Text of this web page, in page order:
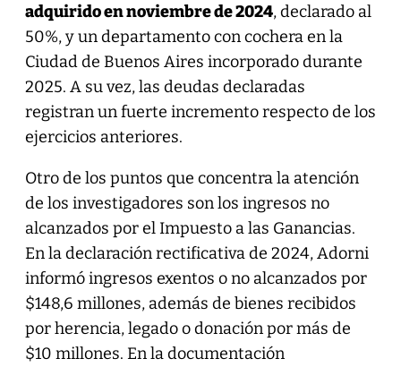
adquirido en noviembre de 2024, declarado al
50%, y un departamento con cochera en la
Ciudad de Buenos Aires incorporado durante
2025. A su vez, las deudas declaradas
registran un fuerte incremento respecto de los
ejercicios anteriores.
Otro de los puntos que concentra la atención
de los investigadores son los ingresos no
alcanzados por el Impuesto a las Ganancias.
En la declaración rectificativa de 2024, Adorni
informó ingresos exentos o no alcanzados por
$148,6 millones, además de bienes recibidos
por herencia, legado o donación por más de
$10 millones. En la documentación